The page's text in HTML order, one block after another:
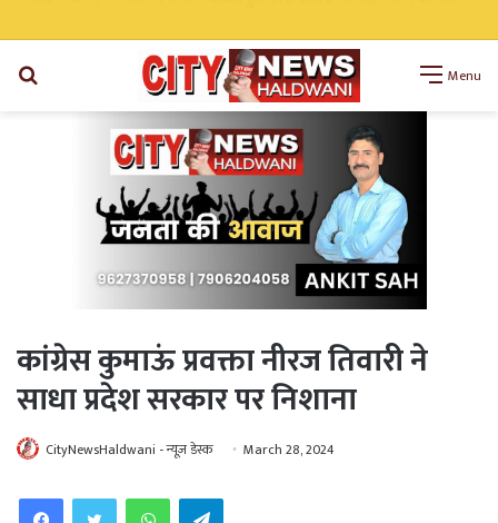
Menu
कांग्रेस कुमाऊं प्रवक्ता नीरज तिवारी ने
साधा प्रदेश सरकार पर निशाना
CityNewsHaldwani - न्यूज़ डेस्क March 28, 2024
WhatsAppTelegram